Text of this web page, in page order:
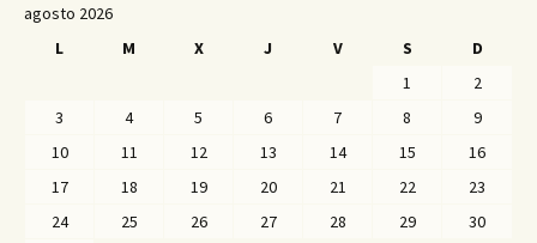
agosto 2026
L
M X J V S
D
1
2
3
4 5 6 7 8
9
10
11 12 13 14 15
16
17
18 19 20 21 22
23
24
25 26 27 28 29
30